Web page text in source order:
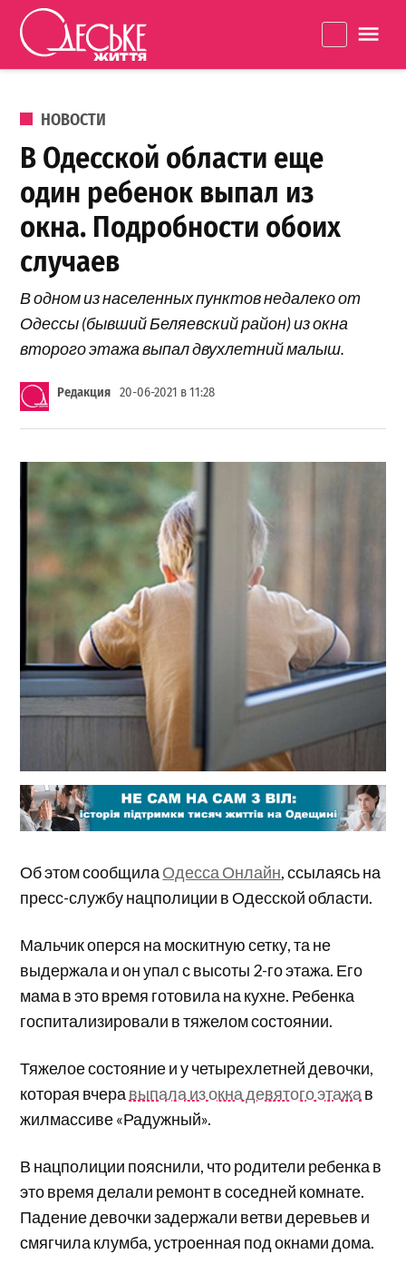
Перейти к содержанию
життя
ОПУБЛИКОВАНО В
НОВОСТИ
В Одесской области еще
один ребенок выпал из
окна. Подробности обоих
случаев
В одном из населенных пунктов недалеко от
Одессы (бывший Беляевский район) из окна
второго этажа выпал двухлетний малыш.
Редакция 20-06-2021 в 11:28
Об этом сообщилаОдесса Онлайн, ссылаясь на
пресс-службу нацполиции в Одесской области.
Мальчик оперся на москитную сетку, та не
выдержала и он упал с высоты 2-го этажа. Его
мама в это время готовила на кухне. Ребенка
госпитализировали в тяжелом состоянии.
Тяжелое состояние и у четырехлетней девочки,
которая вчеравыпала из окна девятого этажа в
жилмассиве «Радужный».
В нацполиции пояснили, что родители ребенка в
это время делали ремонт в соседней комнате.
Падение девочки задержали ветви деревьев и
смягчила клумба, устроенная под окнами дома.